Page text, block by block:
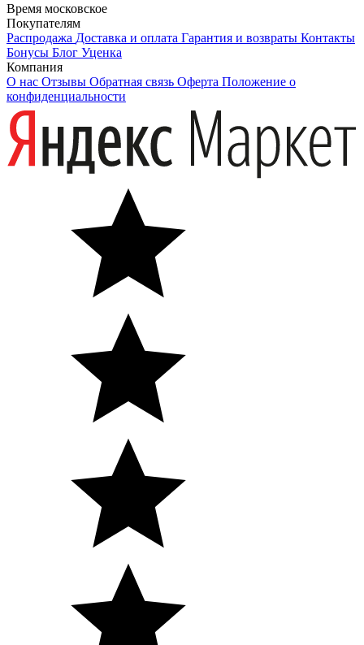
Время московское
Покупателям
Распродажа Доставка и оплата Гарантия и возвраты Контакты
Бонусы Блог Уценка
Компания
О нас Отзывы Обратная связь Оферта Положение о
конфиденциальности